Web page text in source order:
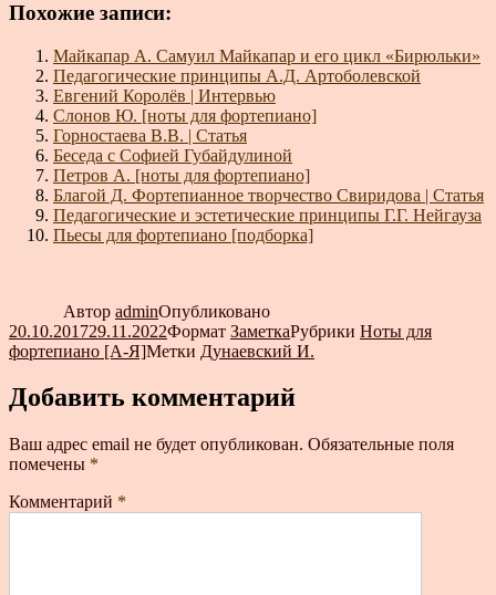
Похожие записи:
Майкапар А. Самуил Майкапар и его цикл «Бирюльки»
Педагогические принципы А.Д. Артоболевской
Евгений Королёв | Интервью
Слонов Ю. [ноты для фортепиано]
Горностаева В.В. | Статья
Беседа с Софией Губайдулиной
Петров А. [ноты для фортепиано]
Благой Д. Фортепианное творчество Свиридова | Статья
Педагогические и эстетические принципы Г.Г. Нейгауза
Пьесы для фортепиано [подборка]
Автор adminОпубликовано
20.10.201729.11.2022Формат ЗаметкаРубрики Ноты для
фортепиано [А-Я]Метки Дунаевский И.
Добавить комментарий
Ваш адрес email не будет опубликован. Обязательные поля
помечены *
Комментарий *